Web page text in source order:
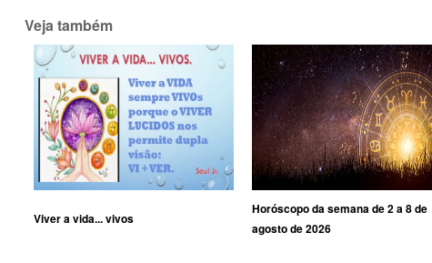
Veja também
Viver a vida... vivos
Horóscopo da semana de 2 a 8 de
agosto de 2026